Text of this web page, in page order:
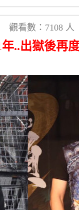
觀看數：7108 人
..出獄後再